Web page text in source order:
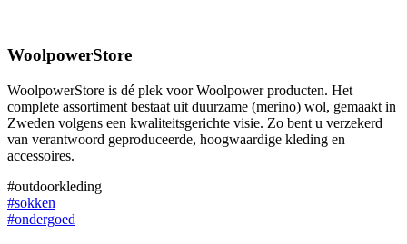
WoolpowerStore
WoolpowerStore is dé plek voor Woolpower producten. Het
complete assortiment bestaat uit duurzame (merino) wol, gemaakt in
Zweden volgens een kwaliteitsgerichte visie. Zo bent u verzekerd
van verantwoord geproduceerde, hoogwaardige kleding en
accessoires.
#outdoorkleding
#sokken
#ondergoed